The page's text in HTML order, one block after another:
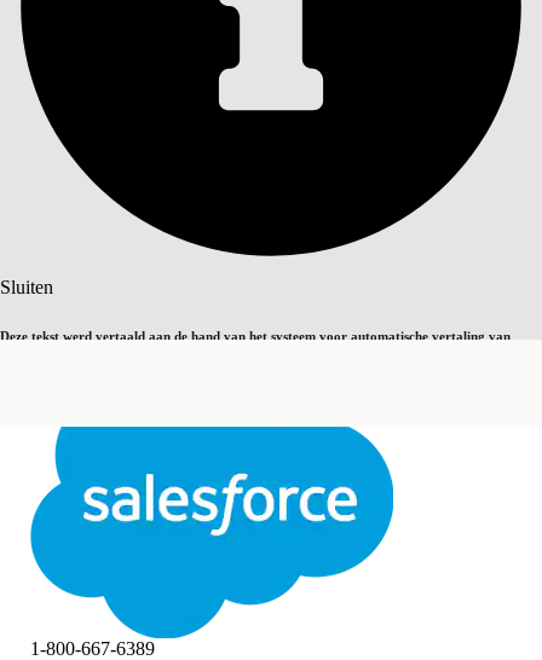
Sluiten
Deze tekst werd vertaald aan de hand van het systeem voor automatische vertaling van
Sluiten Sluiten
Zoeken
1-800-667-6389